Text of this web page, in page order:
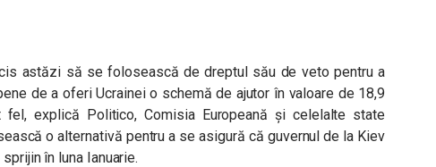
astăzi să se folosească de dreptul său de veto pentru a
de a oferi Ucrainei o schemă de ajutor în valoare de 18,9
explică Politico, Comisia Europeană și celelalte state
o alternativă pentru a se asigură că guvernul de la Kiev
în luna Ianuarie.